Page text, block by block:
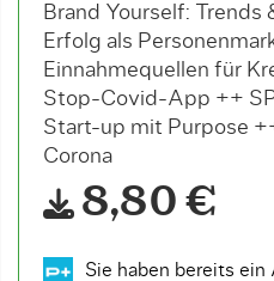
Brand Yourself:
Erfolg als
Einnahmequellen für
Stop-Covid-App ++
Start-up mit Purpose
Corona
8,80 €
Sie haben bereits ein